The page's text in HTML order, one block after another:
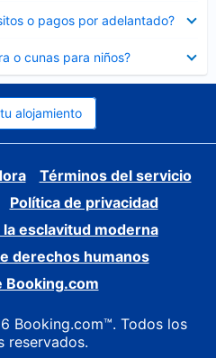
o pagos por adelantado?
o cunas para niños?
alojamiento
Términos del servicio
Política de privacidad
esclavitud moderna
derechos humanos
Booking.com
Booking.com™. Todos los
reservados.